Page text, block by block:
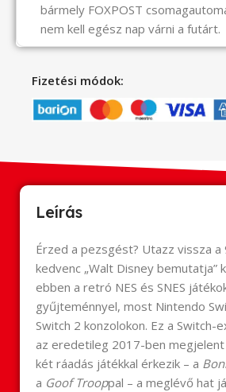
bármely FOXPOST
nem kell egész nap várni a futárt.
Fizetési módok:
Leírás
Érzed a pezsgést? Utazz vissza
kedvenc „Walt Disney bemutatja”
ebben a retró NES és SNES
gyűjteménnyel, most Nintendo
Switch 2 konzolokon. Ez a Switch-
az eredetileg 2017-ben
két ráadás játékkal érkezik – a
a Goof Trooppal – a meglévő hat